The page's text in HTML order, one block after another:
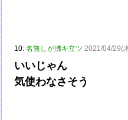
10:名無しが沸キ立ツ 2021/04/29(
いいじゃん
気使わなさそう